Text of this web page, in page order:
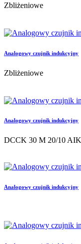
Zbliżeniowe
Analogowy czujnik indukcyjny
Zbliżeniowe
Analogowy czujnik indukcyjny
DCCK 30 M 20/10 AIK
Analogowy czujnik indukcyjny